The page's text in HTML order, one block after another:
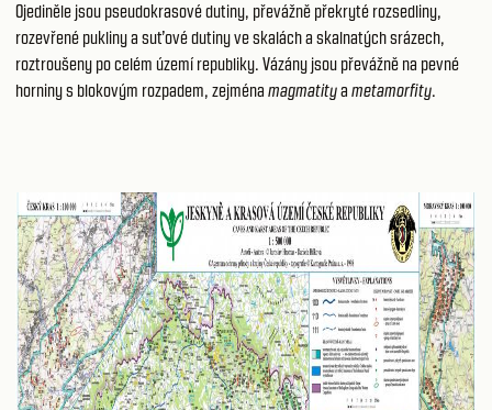
Ojediněle jsou pseudokrasové dutiny, převážně překryté rozsedliny,
rozevřené pukliny a suťové dutiny ve skalách a skalnatých srázech,
roztroušeny po celém území republiky. Vázány jsou převážně na pevné
horniny s blokovým rozpadem, zejména magmatitya metamorfity.